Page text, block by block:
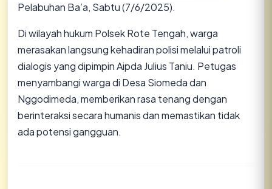
Pelabuhan Ba’a, Sabtu (7/6/2025).
Di wilayah hukum Polsek Rote Tengah, warga
merasakan langsung kehadiran polisi melalui patroli
dialogis yang dipimpin Aipda Julius Taniu. Petugas
menyambangi warga di Desa Siomeda dan
Nggodimeda, memberikan rasa tenang dengan
berinteraksi secara humanis dan memastikan tidak
ada potensi gangguan.